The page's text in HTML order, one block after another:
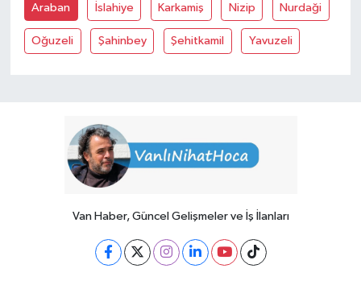
Araban İslahiye Karkamiş Nizip Nurdaği
Oğuzeli Şahinbey Şehitkamil Yavuzeli
Van Haber, Güncel Gelişmeler ve İş İlanları